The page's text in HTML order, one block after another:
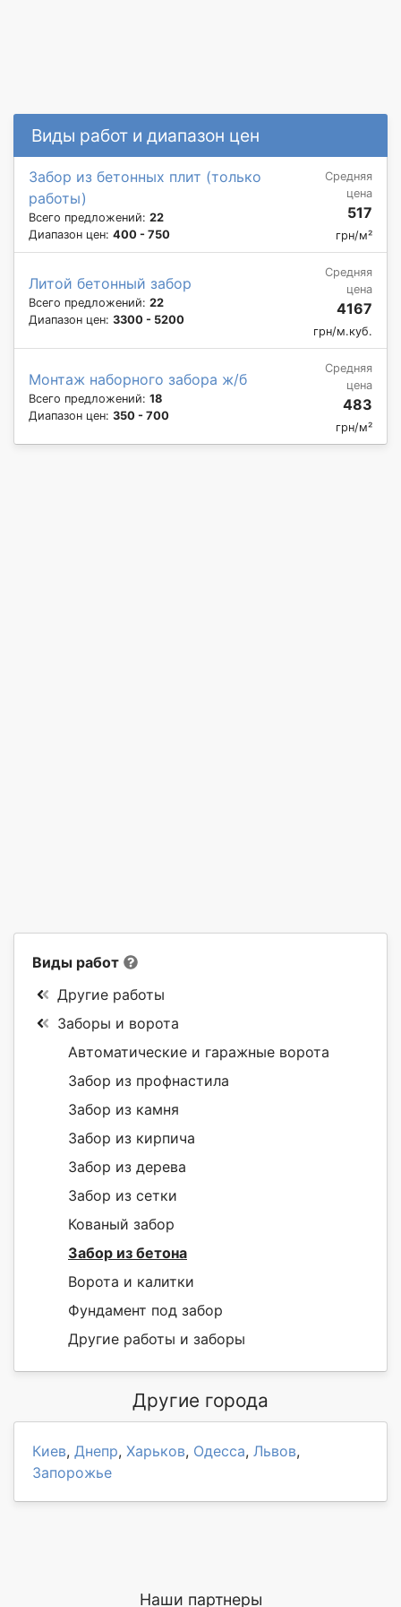
Виды работ и диапазон цен
Забор из бетонных плит (только
работы)
Всего предложений: 22
Диапазон цен: 400 - 750
Средняя
цена
517
грн/м²
Литой бетонный забор
Всего предложений: 22
Диапазон цен: 3300 - 5200
Средняя
цена
4167
грн/м.куб.
Монтаж наборного забора ж/б
Всего предложений: 18
Диапазон цен: 350 - 700
Средняя
цена
483
грн/м²
Виды работ
Другие работы
Заборы и ворота
Автоматические и гаражные ворота
Забор из профнастила
Забор из камня
Забор из кирпича
Забор из дерева
Забор из сетки
Кованый забор
Забор из бетона
Ворота и калитки
Фундамент под забор
Другие работы и заборы
Другие города
Киев, Днепр, Харьков, Одесса, Львов,
Запорожье
Наши партнеры